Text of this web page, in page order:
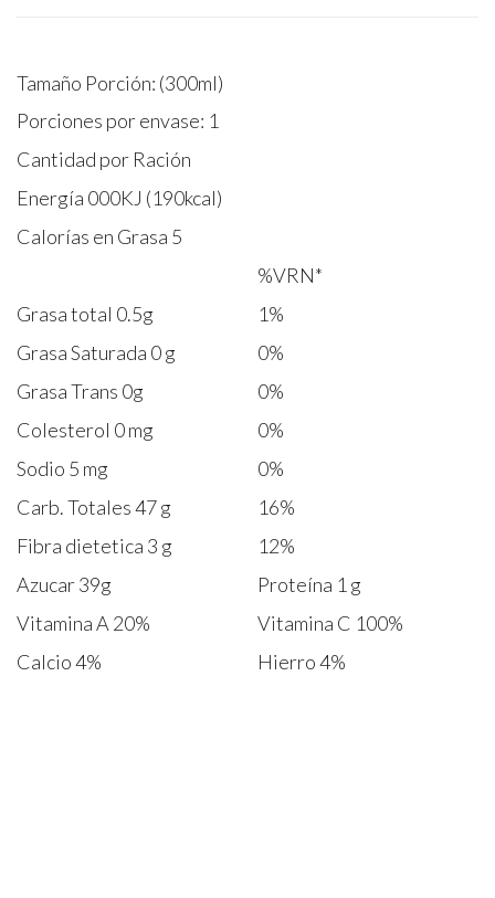
Tamaño Porción: (300ml)
Porciones por envase: 1
Cantidad por Ración
Energía 000KJ (190kcal)
Calorías en Grasa 5
%VRN*
Grasa total 0.5g
1%
Grasa Saturada 0 g
0%
Grasa Trans 0g
0%
Colesterol 0 mg
0%
Sodio 5 mg
0%
Carb. Totales 47 g
16%
Fibra dietetica 3 g
12%
Azucar 39g
Proteína 1 g
Vitamina A 20%
Vitamina C 100%
Calcio 4%
Hierro 4%